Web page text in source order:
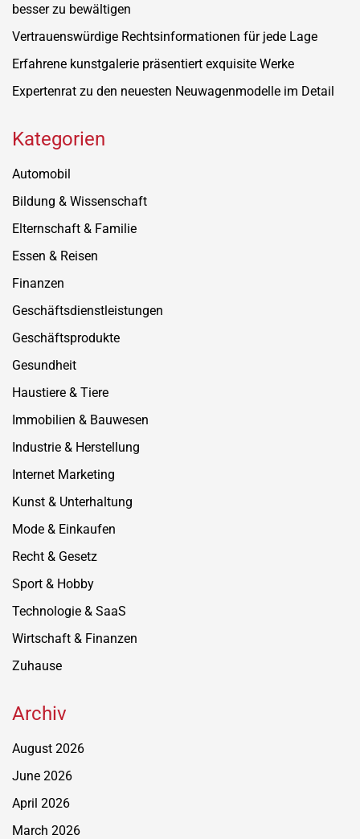
besser zu bewältigen
Vertrauenswürdige Rechtsinformationen für jede Lage
Erfahrene kunstgalerie präsentiert exquisite Werke
Expertenrat zu den neuesten Neuwagenmodelle im Detail
Kategorien
Automobil
Bildung & Wissenschaft
Elternschaft & Familie
Essen & Reisen
Finanzen
Geschäftsdienstleistungen
Geschäftsprodukte
Gesundheit
Haustiere & Tiere
Immobilien & Bauwesen
Industrie & Herstellung
Internet Marketing
Kunst & Unterhaltung
Mode & Einkaufen
Recht & Gesetz
Sport & Hobby
Technologie & SaaS
Wirtschaft & Finanzen
Zuhause
Archiv
August 2026
June 2026
April 2026
March 2026